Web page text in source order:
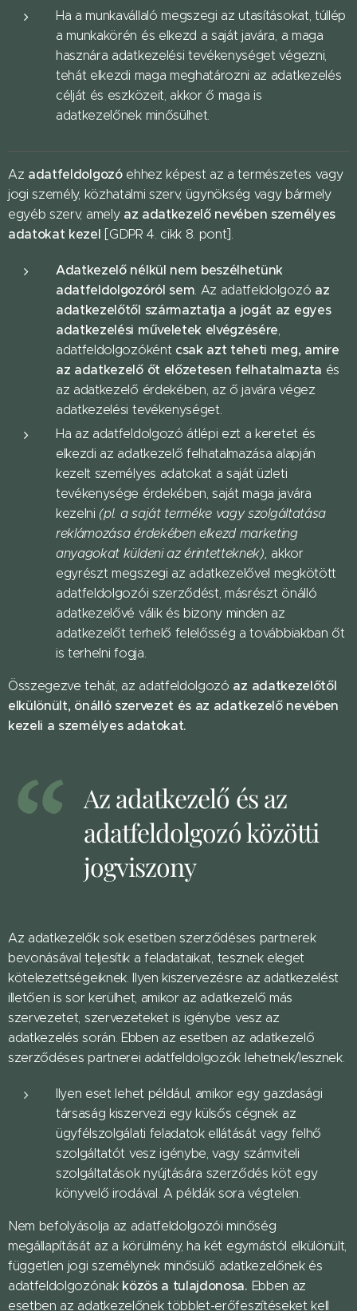
Ha a munkavállaló megszegi az utasításokat, túllép
a munkakörén és elkezd a saját javára, a maga
hasznára adatkezelési tevékenységet végezni,
tehát elkezdi maga meghatározni az adatkezelés
célját és eszközeit, akkor ő maga is
adatkezelőnek minősülhet.
Az adatfeldolgozóehhez képest az a természetes vagy
jogi személy, közhatalmi szerv, ügynökség vagy bármely
egyéb szerv, amely az adatkezelő nevében személyes
adatokat kezel [GDPR 4. cikk 8. pont].
Adatkezelő nélkül nem beszélhetünk
adatfeldolgozóról sem. Az adatfeldolgozó az
adatkezelőtől származtatja a jogát az egyes
adatkezelési műveletek elvégzésére,
adatfeldolgozóként csak azt teheti meg, amire
az adatkezelő őt előzetesen felhatalmazta és
az adatkezelő érdekében, az ő javára végez
adatkezelési tevékenységet.
Ha az adatfeldolgozó átlépi ezt a keretet és
elkezdi az adatkezelő felhatalmazása alapján
kezelt személyes adatokat a saját üzleti
tevékenysége érdekében, saját maga javára
kezelni(pl. a saját terméke vagy szolgáltatása
reklámozása érdekében elkezd marketing
anyagokat küldeni az érintetteknek), akkor
egyrészt megszegi az adatkezelővel megkötött
adatfeldolgozói szerződést, másrészt önálló
adatkezelővé válik és bizony minden az
adatkezelőt terhelő felelősség a továbbiakban őt
is terhelni fogja.
Összegezve tehát, az adatfeldolgozó az adatkezelőtől
elkülönült, önálló szervezet és az adatkezelő nevében
kezeli a személyes adatokat.
Az adatkezelő és az
adatfeldolgozó közötti
jogviszony
Az adatkezelők sok esetben szerződéses partnerek
bevonásával teljesítik a feladataikat, tesznek eleget
kötelezettségeiknek. Ilyen kiszervezésre az adatkezelést
illetően is sor kerülhet, amikor az adatkezelő más
szervezetet, szervezeteket is igénybe vesz az
adatkezelés során. Ebben az esetben az adatkezelő
szerződéses partnerei adatfeldolgozók lehetnek/lesznek.
Ilyen eset lehet például, amikor egy gazdasági
társaság kiszervezi egy külsős cégnek az
ügyfélszolgálati feladatok ellátását vagy felhő
szolgáltatót vesz igénybe, vagy számviteli
szolgáltatások nyújtására szerződés köt egy
könyvelő irodával. A példák sora végtelen.
Nem befolyásolja az adatfeldolgozói minőség
megállapítását az a körülmény, ha két egymástól elkülönült,
független jogi személynek minősülő adatkezelőnek és
adatfeldolgozónak közös a tulajdonosa. Ebben az
esetben az adatkezelőnek többlet-erőfeszítéseket kell